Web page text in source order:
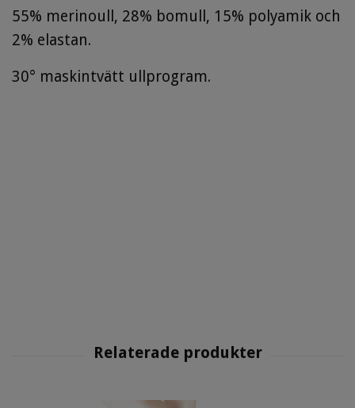
55% merinoull, 28% bomull, 15% polyamik och
2% elastan.
30° maskintvätt ullprogram.